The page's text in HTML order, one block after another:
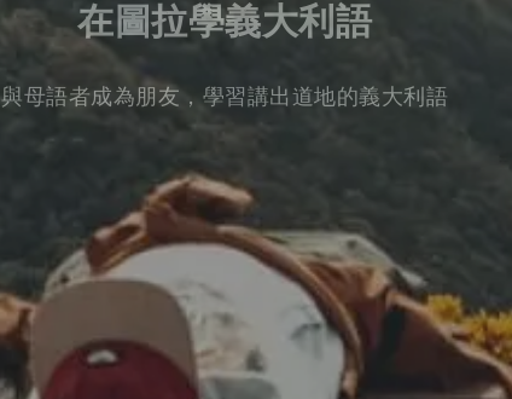
在圖拉學義大利語
與母語者成為朋友，學習講出道地的義大利語